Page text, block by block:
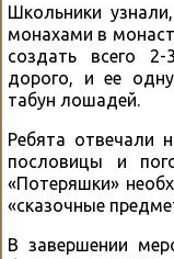
Школьники
монахами в
создать всего 2-
дорого, и ее
табун лошадей.
Ребята отвечали
пословицы и
«Потеряшки»
«сказочные
В завершении